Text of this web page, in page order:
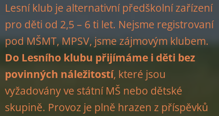
Lesní klub je alternativní předškolní zařízení
pro děti od 2,5 – 6 ti let. Nejsme registrovaní
pod MŠMT, MPSV, jsme zájmovým klubem.
Do Lesního klubu přijímáme i děti bez
povinných náležitostí, které jsou
vyžadovány ve státní MŠ nebo dětské
skupině. Provoz je plně hrazen z příspěvků